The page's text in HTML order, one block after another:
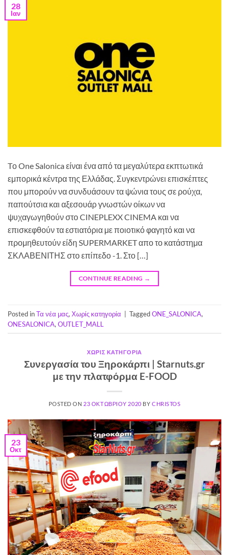
28
Ιαν
Tο One Salonica είναι ένα από τα μεγαλύτερα εκπτωτικά
εμπορικά κέντρα της Ελλάδας. Συγκεντρώνει επισκέπτες
που μπορούν να συνδυάσουν τα ψώνια τους σε ρούχα,
παπούτσια και αξεσουάρ γνωστών οίκων να
ψυχαγωγηθούν στο CINEPLEXX CINEMA και να
επισκεφθούν τα εστιατόρια με ποιοτικό φαγητό και να
προμηθευτούν είδη SUPERMARKET απο το κατάστημα
ΣΚΛΑΒΕΝΙΤΗΣ στο επίπεδο -1. Στο […]
CONTINUE READING →
Posted inΤα νέα μας, Χωρίς κατηγορία TaggedONE_SALONICA,
ONESALONICA, OUTLET_MALL
ΧΩΡΊΣ ΚΑΤΗΓΟΡΊΑ
Συνεργασία του Ξηροκάρπι | Starnuts.gr
με την πλατφόρμα E-FOOD
POSTED ON 23 ΟΚΤΩΒΡΊΟΥ 2020 BY CHRISTOS
23
Οκτ